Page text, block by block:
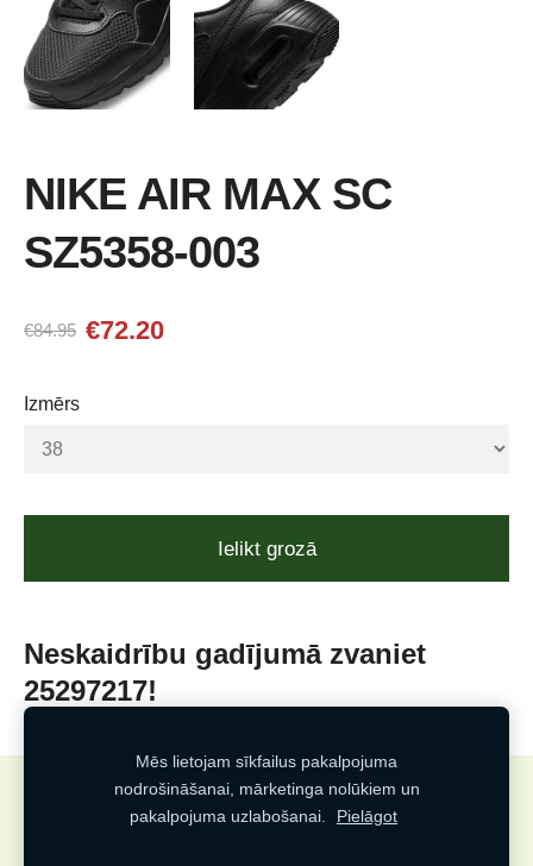
Neskaidrību gadījumā zvaniet
25297217!
NIKE AIR MAX SC
SZ5358-003
€84.95 €72.20
Izmērs
Ielikt grozā
Sīkdatnes
Mēs lietojam sīkfailus pakalpojuma
nodrošināšanai, mārketinga nolūkiem un
pakalpojuma uzlabošanai.
Pielāgot